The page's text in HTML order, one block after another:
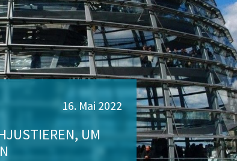
UM
16. Mai 2022